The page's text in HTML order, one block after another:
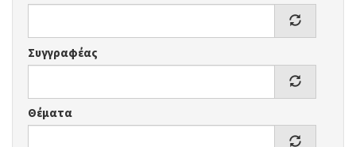
Συγγραφέας
Θέματα